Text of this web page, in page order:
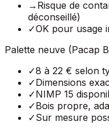
→ Risque de
déconseillé)
✓OK pour usage
Palette neuve (Pacap
✓8 à 22 € selon
✓Dimensions
✓NIMP 15
✓Bois propre,
✓Sur mesure